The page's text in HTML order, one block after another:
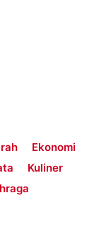
Ekonomi
Kuliner